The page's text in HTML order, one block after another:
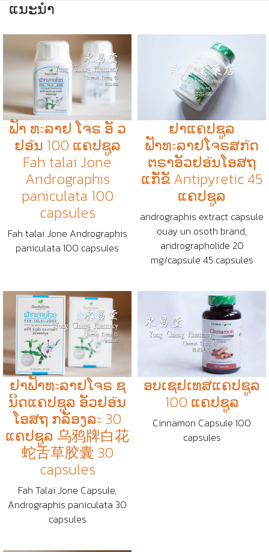
ແນະນຳ
ຟັາ ທะລາຢ ໂຈຣ ອັ ວ
ຢອัນ 100 ແຄປຊູລ
Fah talai Jone
Andrographis
paniculata 100
capsules
Fah talai Jone Andrographis
paniculata 100 capsules
ຢາແຄປຊູລ
ຟັາທะລາຢໂຈຣສກัດ
ຕຣາອັວຢອัນໂອສຖ
ແກັ່ຂັ Antipyretic 45
ແຄປຊູລ
andrographis extract capsule
ouay un osoth brand,
andrographolide 20
mg/capsule 45 capsules
ຢາຟັາທะລາຢໂຈຣ ຊ
ນິດແຄປຊູລ ອັວຢອัນ
ໂອສຖ ກລັອງລะ 30
ແຄປຊູລ 乌鸦牌白花
蛇舌草胶囊 30
capsules
Fah Talai Jone Capsule,
Andrographis paniculata 30
capsules
ອບເຊຢເທສແຄປຊູລ
100 ແຄປຊູລ
Cinnamon Capsule 100
capsules